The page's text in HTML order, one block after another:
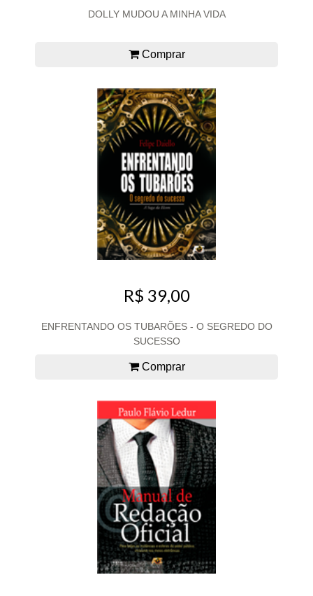
DOLLY MUDOU A MINHA VIDA
Comprar
R$ 39,00
ENFRENTANDO OS TUBARÕES - O SEGREDO DO
SUCESSO
Comprar